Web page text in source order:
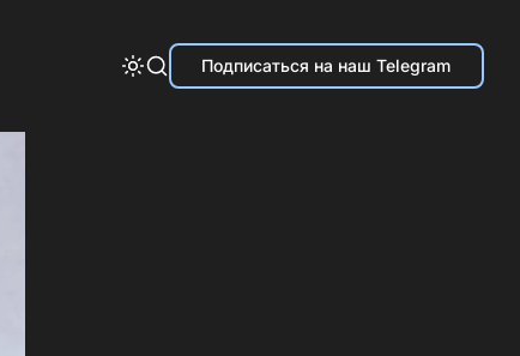
Подписаться на наш Telegram